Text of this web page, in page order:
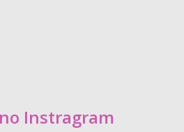
Instragram